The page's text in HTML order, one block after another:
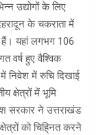
उद्योगों के लिए
के चकराता में
हैं। यहां लगभग 106
वर्ष हुए वैश्विक
निवेश में रुचि दिखाई
क्षेत्रों में भूमि
सरकार ने उत्तराखंड
को चिहि्नत करने